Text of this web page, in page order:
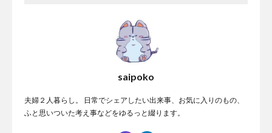
saipoko
夫婦２人暮らし。 日常でシェアしたい出来事、お気に入りのもの、
ふと思いついた考え事などをゆるっと綴ります。